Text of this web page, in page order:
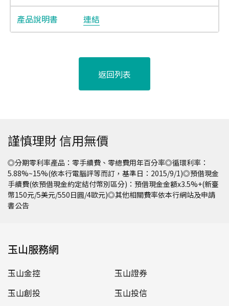
連結
返回列表
謹慎理財 信用無價
◎分期零利率產品：零手續費、零總費用年百分率◎循環利率：
5.88%~15%(依本行電腦評等而訂，基準日：2015/9/1)◎預借現金
手續費(依預借現金約定結付幣別區分)：預借現金金額x3.5%+(新臺
幣150元/5美元/550日圓/4歐元)◎其他相關費率依本行網站及申請
書公告
玉山服務網
玉山金控
玉山證券
玉山創投
玉山投信